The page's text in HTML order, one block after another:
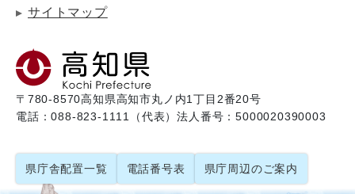
サイトマップ
〒780-8570高知県高知市丸ノ内1丁目2番20号
電話：088-823-1111（代表）法人番号：5000020390003
県庁舎配置一覧 電話番号表 県庁周辺のご案内